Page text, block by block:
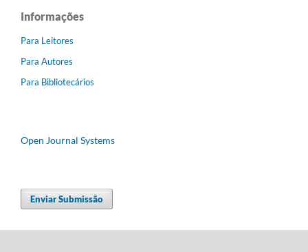
Informações
Para Leitores
Para Autores
Para Bibliotecários
Open Journal Systems
Enviar Submissão